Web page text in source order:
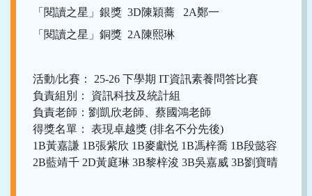
「閱讀之星」銀獎 3D陳穎蕎 2A鄭一
「閱讀之星」銅獎 2A陳熙琳
活動/比賽： 25-26 下學期 IT資訊素養問答比賽
負責組別： 資訊科技及統計組
負責老師：劉凱欣老師、蔡國鴻老師
得獎名單： 表現卓越獎 (排名不分先後)
1B黃嘉謙 1B張紫欣 1B麥獻悦 1B馮梓喬 1B段懿容
2B藍靖千 2D黃庭琳 3B黎梓浚 3B吳嘉威 3B劉寶晴